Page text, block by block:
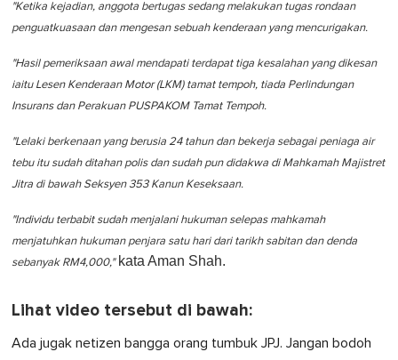
"Ketika kejadian, anggota bertugas sedang melakukan tugas rondaan
penguatkuasaan dan mengesan sebuah kenderaan yang mencurigakan.
"Hasil pemeriksaan awal mendapati terdapat tiga kesalahan yang dikesan
iaitu Lesen Kenderaan Motor (LKM) tamat tempoh, tiada Perlindungan
Insurans dan Perakuan PUSPAKOM Tamat Tempoh.
"Lelaki berkenaan yang berusia 24 tahun dan bekerja sebagai peniaga air
tebu itu sudah ditahan polis dan sudah pun didakwa di Mahkamah Majistret
Jitra di bawah Seksyen 353 Kanun Keseksaan.
"Individu terbabit sudah menjalani hukuman selepas mahkamah
menjatuhkan hukuman penjara satu hari dari tarikh sabitan dan denda
sebanyak RM4,000,"kata Aman Shah.
Lihat video tersebut di bawah:
Ada jugak netizen bangga orang tumbuk JPJ. Jangan bodoh